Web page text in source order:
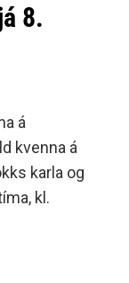
8.
á
kvenna á
karla og
kl.